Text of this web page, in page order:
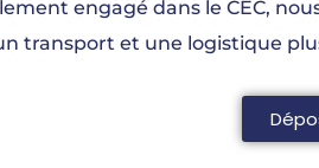
engagé dans le CEC,
transport et une logistique